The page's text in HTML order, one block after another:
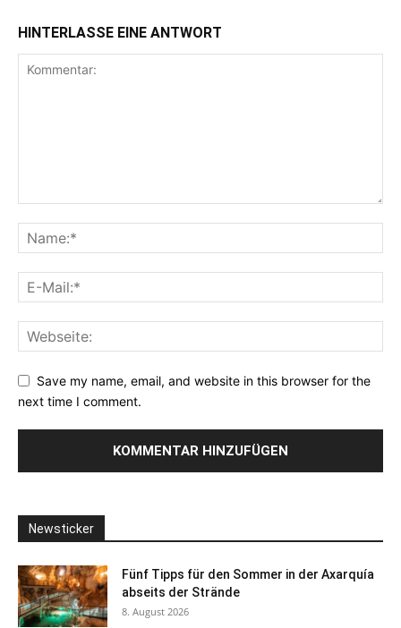
HINTERLASSE EINE ANTWORT
Save my name, email, and website in this browser for the
next time I comment.
Newsticker
Fünf Tipps für den Sommer in der Axarquía
abseits der Strände
8. August 2026